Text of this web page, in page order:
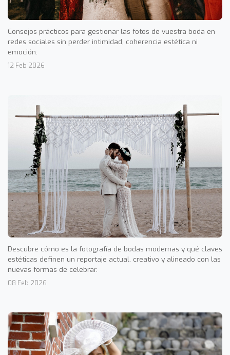
Consejos prácticos para gestionar las fotos de vuestra boda en
redes sociales sin perder intimidad, coherencia estética ni
emoción.
12 Feb 2026
Descubre cómo es la fotografía de bodas modernas y qué claves
estéticas definen un reportaje actual, creativo y alineado con las
nuevas formas de celebrar.
08 Feb 2026